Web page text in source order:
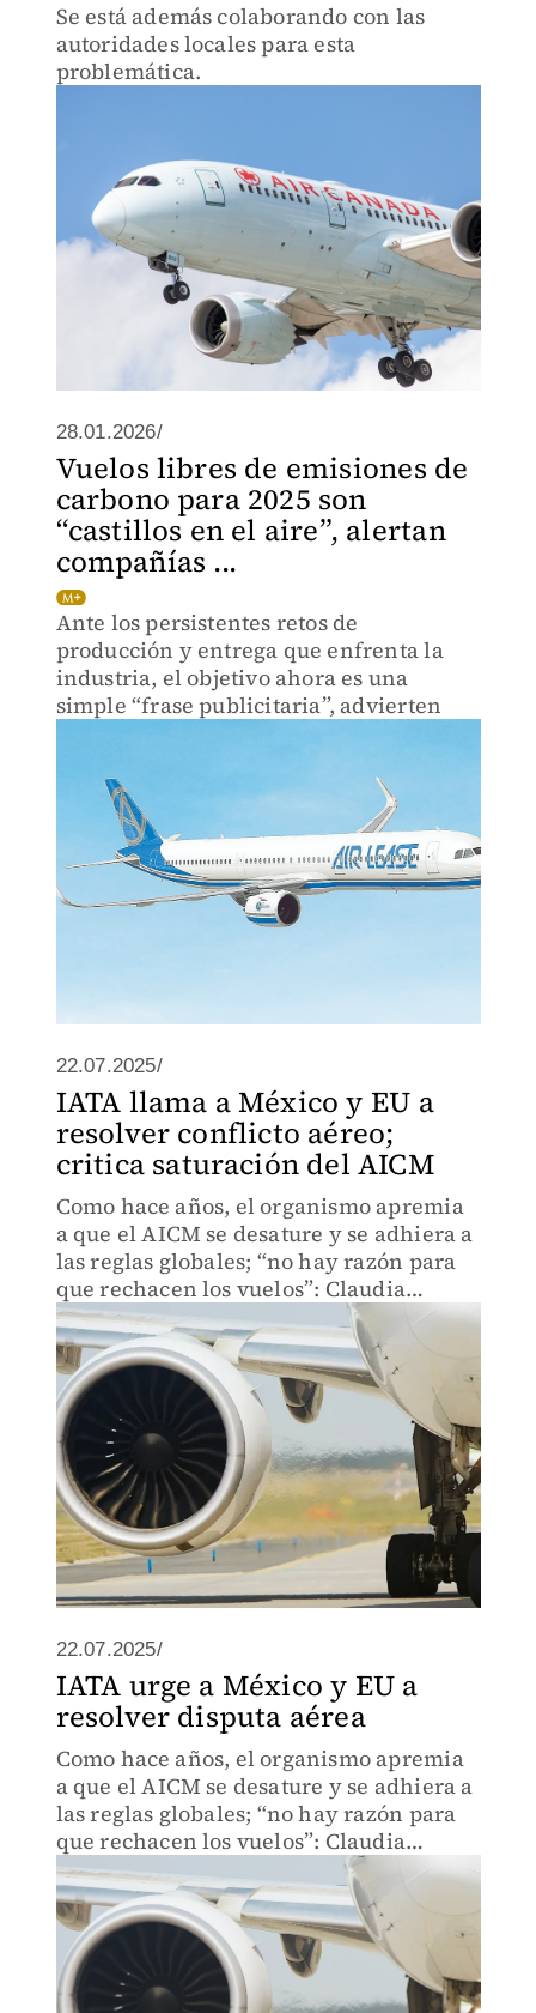
Se está además colaborando con las
autoridades locales para esta
problemática.
28.01.2026/
Vuelos libres de emisiones de
carbono para 2025 son
“castillos en el aire”, alertan
compañías ...
Ante los persistentes retos de
producción y entrega que enfrenta la
industria, el objetivo ahora es una
simple “frase publicitaria”, advierten
22.07.2025/
IATA llama a México y EU a
resolver conflicto aéreo;
critica saturación del AICM
Como hace años, el organismo apremia
a que el AICM se desature y se adhiera a
las reglas globales; “no hay razón para
que rechacen los vuelos”: Claudia
Sheinbaum
22.07.2025/
IATA urge a México y EU a
resolver disputa aérea
Como hace años, el organismo apremia
a que el AICM se desature y se adhiera a
las reglas globales; “no hay razón para
que rechacen los vuelos”: Claudia
Sheinbaum